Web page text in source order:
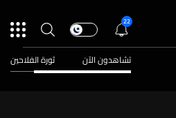
22
تشاهدون الآن ثورة الفلاحين